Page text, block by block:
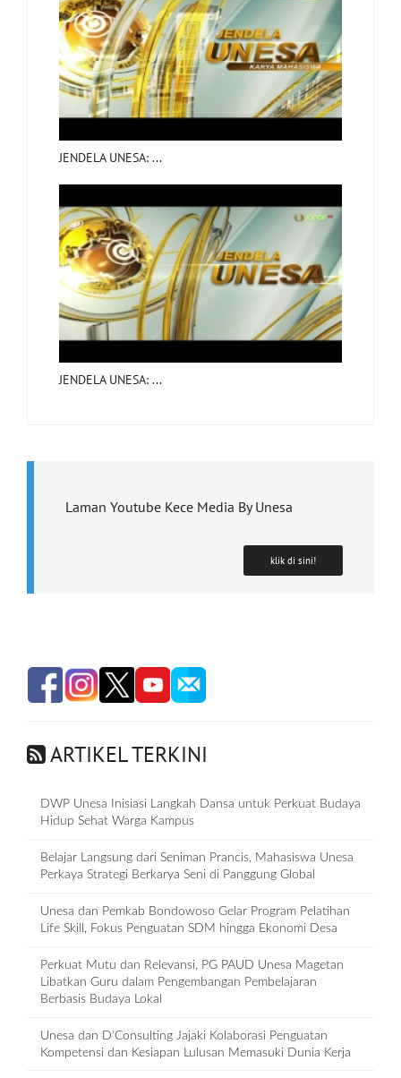
JENDELA UNESA: ...
JENDELA UNESA: ...
Laman Youtube Kece Media By Unesa
klik di sini!
ARTIKEL TERKINI
DWP Unesa Inisiasi Langkah Dansa untuk Perkuat Budaya
Hidup Sehat Warga Kampus
Belajar Langsung dari Seniman Prancis, Mahasiswa Unesa
Perkaya Strategi Berkarya Seni di Panggung Global
Unesa dan Pemkab Bondowoso Gelar Program Pelatihan
Life Skill, Fokus Penguatan SDM hingga Ekonomi Desa
Perkuat Mutu dan Relevansi, PG PAUD Unesa Magetan
Libatkan Guru dalam Pengembangan Pembelajaran
Berbasis Budaya Lokal
Unesa dan D‘Consulting Jajaki Kolaborasi Penguatan
Kompetensi dan Kesiapan Lulusan Memasuki Dunia Kerja